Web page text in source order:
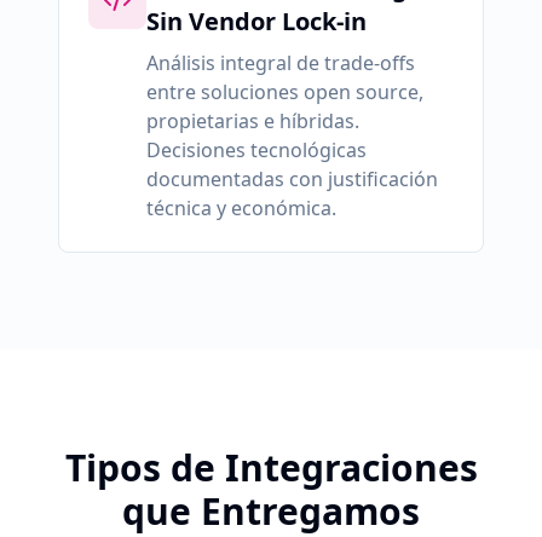
Sin Vendor Lock-in
Análisis integral de trade-offs
entre soluciones open source,
propietarias e híbridas.
Decisiones tecnológicas
documentadas con justificación
técnica y económica.
Tipos de Integraciones
que Entregamos